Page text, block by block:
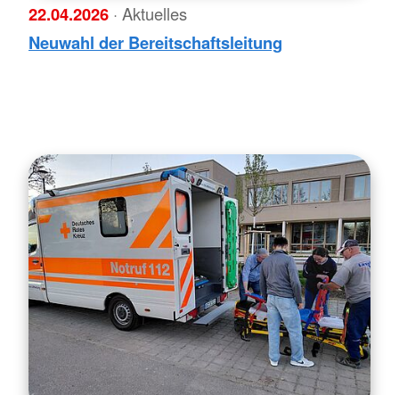
22.04.2026 · Aktuelles
Neuwahl der Bereitschaftsleitung